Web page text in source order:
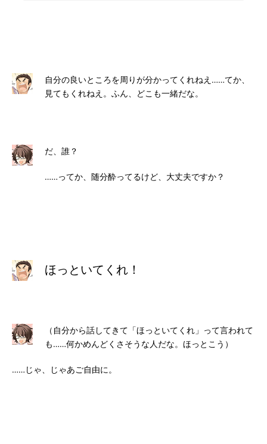
自分の良いところを周りが分かってくれねえ……てか、
見てもくれねえ。ふん、どこも一緒だな。
だ、誰？
……ってか、随分酔ってるけど、大丈夫ですか？
ほっといてくれ！
（自分から話してきて「ほっといてくれ」って言われて
も……何かめんどくさそうな人だな。ほっとこう）
……じゃ、じゃあご自由に。